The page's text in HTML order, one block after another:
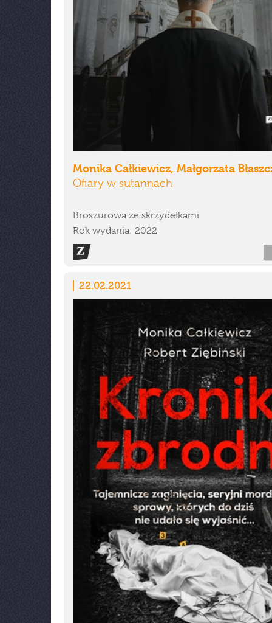
Monika Całkiewicz, Małgorzata
Ofiary w sutannach
Broszurowa ze skrzydełkami
Rok wydania: 2022
22.02.2021